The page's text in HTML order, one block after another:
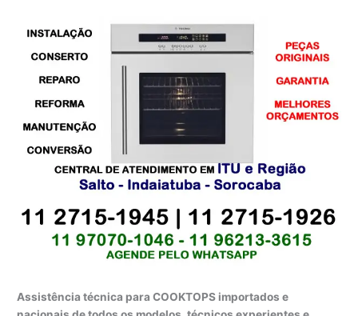
Assistência técnica para COOKTOPS importados e